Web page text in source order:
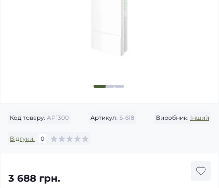
Код товару: AP1300 Артикул: S-618 Виробник: Інший
Відгуки: 0
3 688 грн.